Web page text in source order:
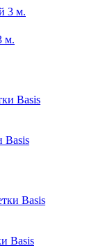
м.
Basis
Basis